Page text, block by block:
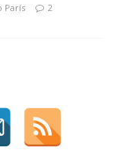
París 2